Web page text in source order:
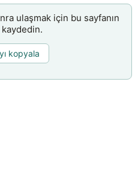
ulaşmak için bu sayfanın
kopyala